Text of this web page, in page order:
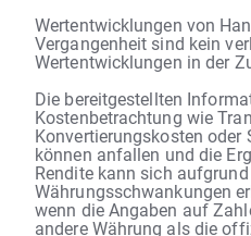
Wertentwicklungen von
Vergangenheit sind kein
Wertentwicklungen in der
Die bereitgestellten
Kostenbetrachtung wie
Konvertierungskosten oder
können anfallen und die
Rendite kann sich
Währungsschwankungen
wenn die Angaben auf
andere Währung als die